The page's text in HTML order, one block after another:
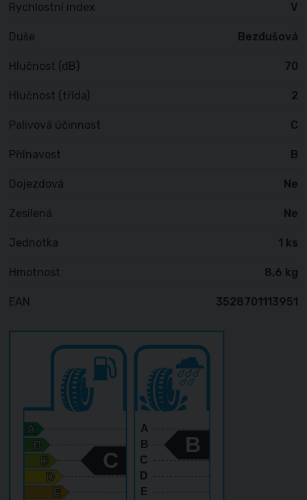
Rychlostní index V
Duše Bezdušová
Hlučnost (dB) 70
Hlučnost (třída) 2
Palivová účinnost C
Přilnavost B
Dojezdová Ne
Zesílená Ne
Jednotka 1 ks
Hmotnost 8,6 kg
EAN 3528701113951
A
B
C
D
E
C
B